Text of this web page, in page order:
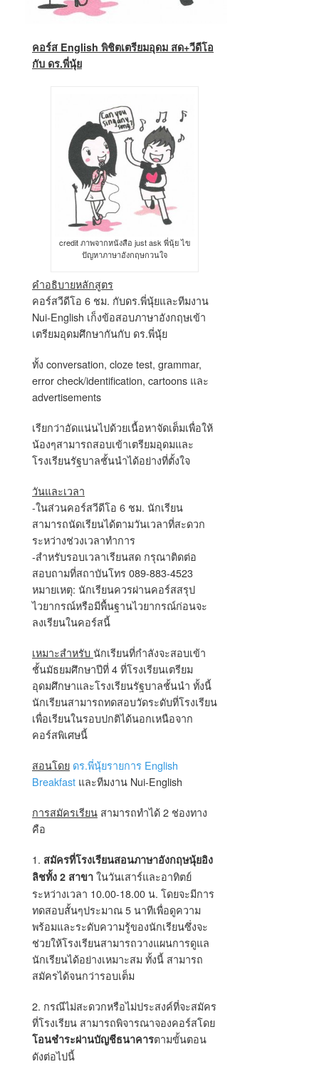
คอร์ส English พิชิตเตรียมอุดม สด+วีดีโอ
กับ ดร.พี่นุ้ย
credit ภาพจากหนังสือ just ask พี่นุ้ย ไข
ปัญหาภาษาอังกฤษกวนใจ
คำอธิบายหลักสูตร
คอร์สวีดีโอ 6 ชม. กับดร.พี่นุ้ยและทีมงาน
Nui-English เก็งข้อสอบภาษาอังกฤษเข้า
เตรียมอุดมศึกษากันกับ ดร.พี่นุ้ย
ทั้ง conversation, cloze test, grammar,
error check/identification, cartoons และ
advertisements
เรียกว่าอัดแน่นไปด้วยเนื้อหาจัดเต็มเพื่อให้
น้องๆสามารถสอบเข้าเตรียมอุดมและ
โรงเรียนรัฐบาลชั้นนำได้อย่างที่ตั้งใจ
วันและเวลา
-ในส่วนคอร์สวีดีโอ 6 ชม. นักเรียน
สามารถนัดเรียนได้ตามวันเวลาที่สะดวก
ระหว่างช่วงเวลาทำการ
-สำหรับรอบเวลาเรียนสด กรุณาติดต่อ
สอบถามที่สถาบันโทร 089-883-4523
หมายเหตุ: นักเรียนควรผ่านคอร์สสรุป
ไวยากรณ์หรือมีพื้นฐานไวยากรณ์ก่อนจะ
ลงเรียนในคอร์สนี้
เหมาะสำหรับ นักเรียนที่กำลังจะสอบเข้า
ชั้นมัธยมศึกษาปีที่ 4 ที่โรงเรียนเตรียม
อุดมศึกษาและโรงเรียนรัฐบาลชั้นนำ ทั้งนี้
นักเรียนสามารถทดสอบวัดระดับที่โรงเรียน
เพื่อเรียนในรอบปกติได้นอกเหนือจาก
คอร์สพิเศษนี้
สอนโดย ดร.พี่นุ้ยรายการ English
Breakfast และทีมงาน Nui-English
การสมัครเรียน สามารถทำได้ 2 ช่องทาง
คือ
1. สมัครที่โรงเรียนสอนภาษาอังกฤษนุ้ยอิง
ลิชทั้ง 2 สาขา ในวันเสาร์และอาทิตย์
ระหว่างเวลา 10.00-18.00 น. โดยจะมีการ
ทดสอบสั้นๆประมาณ 5 นาทีเพื่อดูความ
พร้อมและระดับความรู้ของนักเรียนซึ่งจะ
ช่วยให้โรงเรียนสามารถวางแผนการดูแล
นักเรียนได้อย่างเหมาะสม ทั้งนี้ สามารถ
สมัครได้จนกว่ารอบเต็ม
2. กรณีไม่สะดวกหรือไม่ประสงค์ที่จะสมัคร
ที่โรงเรียน สามารถพิจารณาจองคอร์สโดย
โอนชำระผ่านบัญชีธนาคารตามขั้นตอน
ดังต่อไปนี้